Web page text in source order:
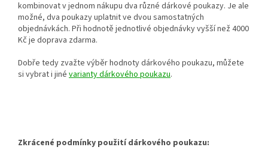
kombinovat v jednom nákupu dva různé dárkové poukazy. Je ale
možné, dva poukazy uplatnit ve dvou samostatných
objednávkách. Při hodnotě jednotlivé objednávky vyšší než 4000
Kč je doprava zdarma.
Dobře tedy zvažte výběr hodnoty dárkového poukazu, můžete
si vybrat i jiné varianty dárkového poukazu.
Zkrácené podmínky použití dárkového poukazu: